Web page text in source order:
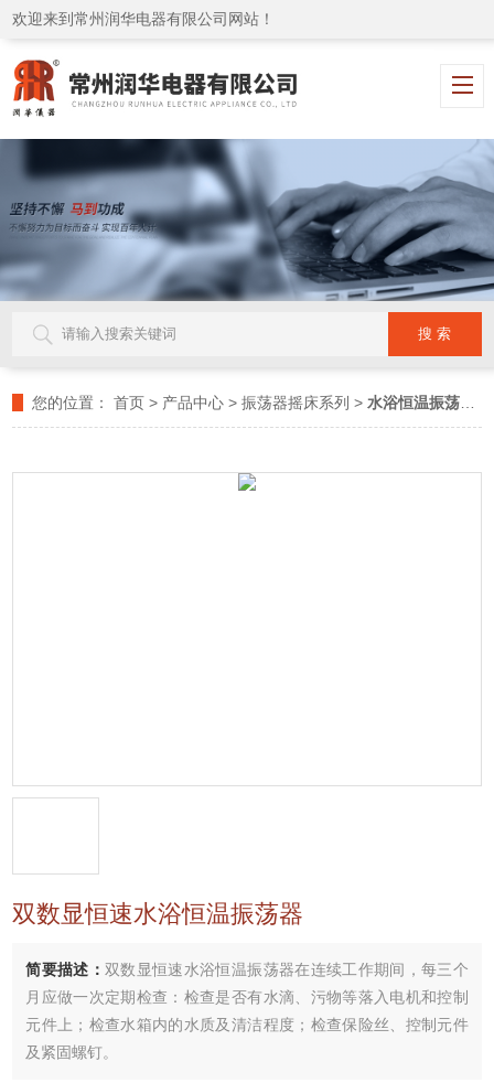
欢迎来到常州润华电器有限公司网站！
您的位置： 首页 > 产品中心 >振荡器摇床系列 >水浴恒温振荡器
双数显恒速水浴恒温振荡器
简要描述： 双数显恒速水浴恒温振荡器在连续工作期间，每三个
月应做一次定期检查：检查是否有水滴、污物等落入电机和控制
元件上；检查水箱内的水质及清洁程度；检查保险丝、控制元件
及紧固螺钉。